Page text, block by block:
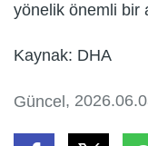
yönelik önemli bir
Kaynak: DHA
Güncel ,